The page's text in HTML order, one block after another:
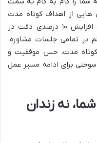
از اهداف کوتاه مدت
شامل: اتمام یک فصل در یک هفته، افزایش ۱۰ درصدی دقت در
تمامی جلسات مشاوره.
مدت، حس موفقیت و
برای ادامه مسیر عمل
نه زندان